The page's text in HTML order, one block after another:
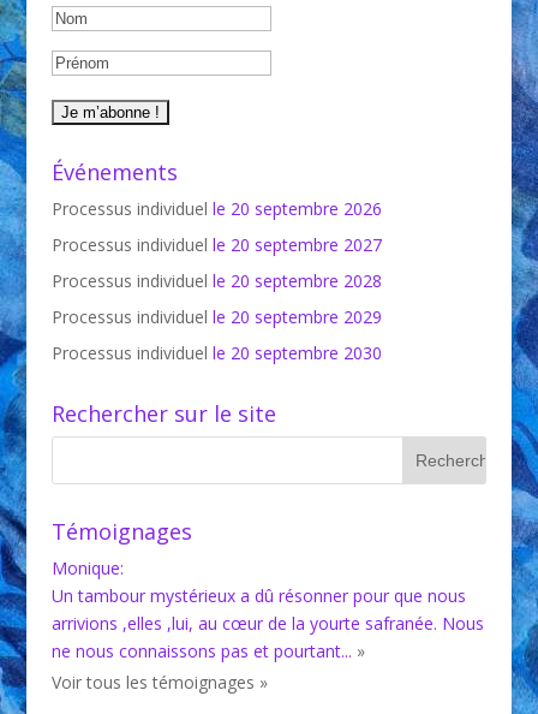
Événements
Processus individuel le 20 septembre 2026
Processus individuel le 20 septembre 2027
Processus individuel le 20 septembre 2028
Processus individuel le 20 septembre 2029
Processus individuel le 20 septembre 2030
Rechercher sur le site
Témoignages
Monique:
Un tambour mystérieux a dû résonner pour que nous
arrivions ,elles ,lui, au cœur de la yourte safranée. Nous
ne nous connaissons pas et pourtant... »
Anne:
Un bonheur d'avoir démarré la voix à partir du sol,
couchée et puis sur les "pattes" reste fortement ancré
en moi. Oui, un autre ancrage,...»
Voir tous les témoignages »